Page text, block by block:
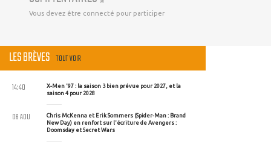
Vous devez être connecté pour participer
LES BRÈVES TOUT VOIR
X-Men '97 : la saison 3 bien prévue pour 2027, et la
saison 4 pour 2028
14:40
Chris McKenna et Erik Sommers (Spider-Man : Brand
New Day) en renfort sur l'écriture de Avengers :
Doomsday et Secret Wars
06 AOU